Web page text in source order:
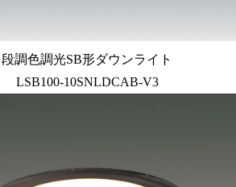
段調色調光SB形ダウンライト
LSB100-10SNLDCAB-V3